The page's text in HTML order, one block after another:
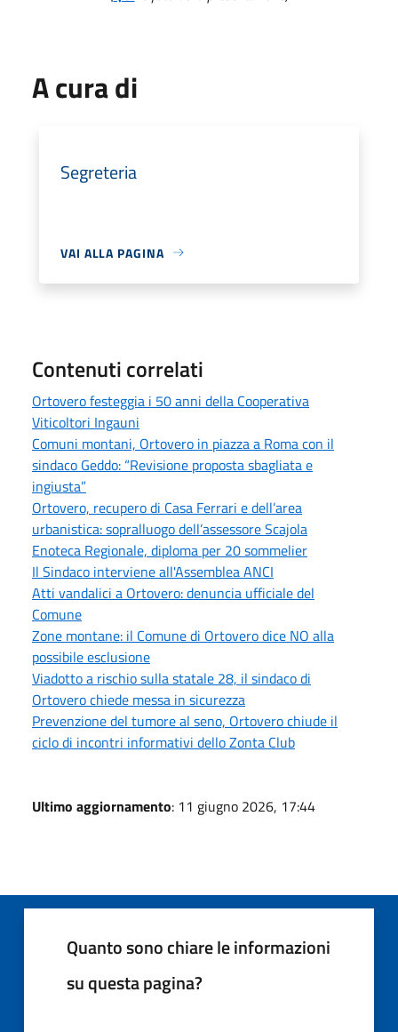
A cura di
Segreteria
VAI ALLA PAGINA
Contenuti correlati
Ortovero festeggia i 50 anni della Cooperativa
Viticoltori Ingauni
Comuni montani, Ortovero in piazza a Roma con il
sindaco Geddo: “Revisione proposta sbagliata e
ingiusta”
Ortovero, recupero di Casa Ferrari e dell’area
urbanistica: sopralluogo dell’assessore Scajola
Enoteca Regionale, diploma per 20 sommelier
Il Sindaco interviene all'Assemblea ANCI
Atti vandalici a Ortovero: denuncia ufficiale del
Comune
Zone montane: il Comune di Ortovero dice NO alla
possibile esclusione
Viadotto a rischio sulla statale 28, il sindaco di
Ortovero chiede messa in sicurezza
Prevenzione del tumore al seno, Ortovero chiude il
ciclo di incontri informativi dello Zonta Club
Ultimo aggiornamento: 11 giugno 2026, 17:44
Quanto sono chiare le informazioni
su questa pagina?